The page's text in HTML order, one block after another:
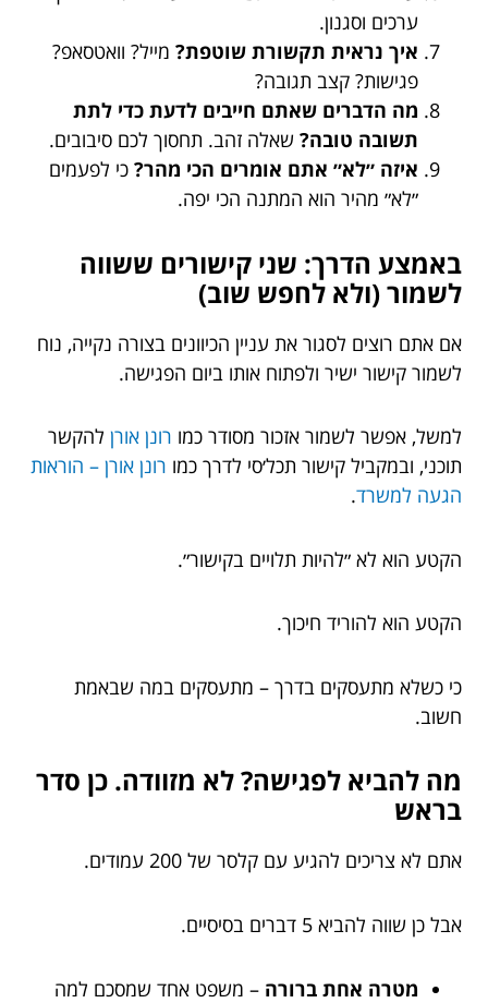
ערכים וסגנון.
איך נראית תקשורת שוטפת? מייל? וואטסאפ?
פגישות? קצב תגובה?
מה הדברים שאתם חייבים לדעת כדי לתת
תשובה טובה? שאלה זהב. תחסוך לכם סיבובים.
איזה ״לא״ אתם אומרים הכי מהר? כי לפעמים
״לא״ מהיר הוא המתנה הכי יפה.
באמצע הדרך: שני קישורים ששווה
לשמור (ולא לחפש שוב)
אם אתם רוצים לסגור את עניין הכיוונים בצורה נקייה, נוח
לשמור קישור ישיר ולפתוח אותו ביום הפגישה.
למשל, אפשר לשמור אזכור מסודר כמו רונן אורן להקשר
תוכני, ובמקביל קישור תכל׳סי לדרך כמו רונן אורן – הוראות
הגעה למשרד.
הקטע הוא לא ״להיות תלויים בקישור״.
הקטע הוא להוריד חיכוך.
כי כשלא מתעסקים בדרך – מתעסקים במה שבאמת
חשוב.
מה להביא לפגישה? לא מזוודה. כן סדר
בראש
אתם לא צריכים להגיע עם קלסר של 200 עמודים.
אבל כן שווה להביא 5 דברים בסיסיים.
מטרה אחת ברורה – משפט אחד שמסכם למה